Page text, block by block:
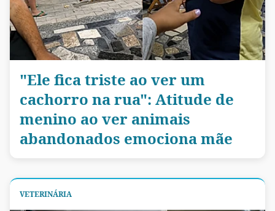
"Ele fica triste ao ver um
cachorro na rua": Atitude de
menino ao ver animais
abandonados emociona mãe
VETERINÁRIA